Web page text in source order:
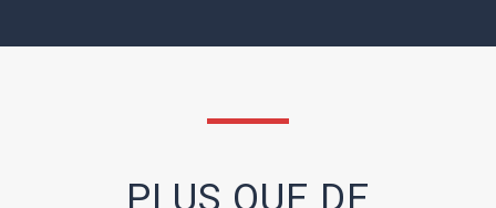
PLUS QUE DE